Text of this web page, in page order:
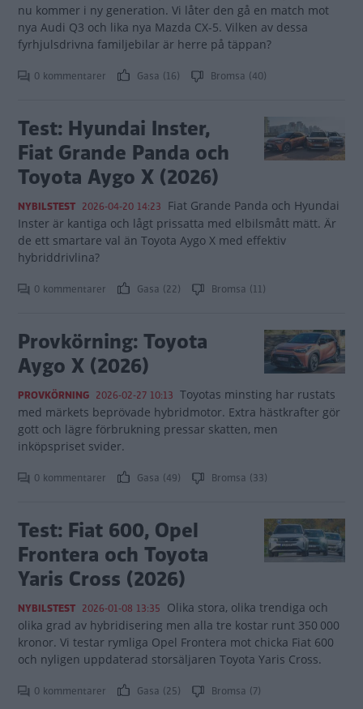
nu kommer i ny generation. Vi låter den gå en match mot
nya Audi Q3 och lika nya Mazda CX-5. Vilken av dessa
fyrhjulsdrivna familjebilar är herre på täppan?
0 kommentarer Gasa (16) Bromsa (40)
Test: Hyundai Inster,
Fiat Grande Panda och
Toyota Aygo X (2026)
NYBILSTEST 2026-04-20 14:23 Fiat Grande Panda och Hyundai
Inster är kantiga och lågt prissatta med elbilsmått mätt. Är
de ett smartare val än Toyota Aygo X med effektiv
hybriddrivlina?
0 kommentarer Gasa (22) Bromsa (11)
Provkörning: Toyota
Aygo X (2026)
PROVKÖRNING 2026-02-27 10:13 Toyotas minsting har rustats
med märkets beprövade hybridmotor. Extra hästkrafter gör
gott och lägre förbrukning pressar skatten, men
inköpspriset svider.
0 kommentarer Gasa (49) Bromsa (33)
Test: Fiat 600, Opel
Frontera och Toyota
Yaris Cross (2026)
NYBILSTEST 2026-01-08 13:35 Olika stora, olika trendiga och
olika grad av hybridisering men alla tre kostar runt 350 000
kronor. Vi testar rymliga Opel Frontera mot chicka Fiat 600
och nyligen uppdaterad storsäljaren Toyota Yaris Cross.
0 kommentarer Gasa (25) Bromsa (7)